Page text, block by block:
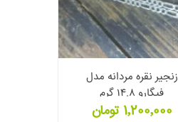
زنجیر نقره مردانه مدل
فیگارو ۱۴.۸ گرم
1٬200٬000 تومان